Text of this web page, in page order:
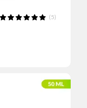
(5)